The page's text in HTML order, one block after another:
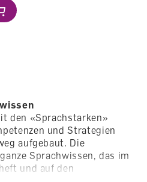
den «Sprachstarken»
und Strategien
aufgebaut. Die
Sprachwissen, das im
und auf den